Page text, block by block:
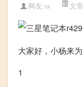
网友:sx 文
大家好，小杨来
1